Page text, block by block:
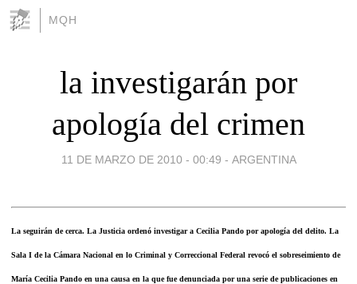
MQH
la investigarán por
apología del crimen
11 DE MARZO DE 2010 - 00:49 - ARGENTINA
La seguirán de cerca. La Justicia ordenó investigar a Cecilia Pando por apología del delito. La
Sala I de la Cámara Nacional en lo Criminal y Correccional Federal revocó el sobreseimiento de
María Cecilia Pando en una causa en la que fue denunciada por una serie de publicaciones en